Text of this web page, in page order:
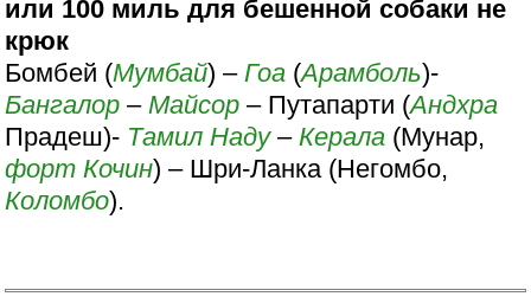
или 100 миль для бешенной собаки не
крюк
Бомбей (Мумбай) – Гоа (Арамболь)-
Бангалор – Майсор – Путапарти (Андхра
Прадеш)- Тамил Наду– Керала (Мунар,
форт Кочин) – Шри-Ланка (Негомбо,
Коломбо).